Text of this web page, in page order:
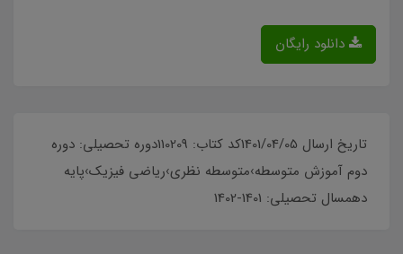
دانلود رایگان
تاریخ ارسال 1401/04/05کد کتاب: 110209دوره تحصیلی: دوره
دوم آموزش متوسطه›متوسطه نظری›ریاضی فیزیک›پایه
دهمسال تحصیلی: 1401-1402